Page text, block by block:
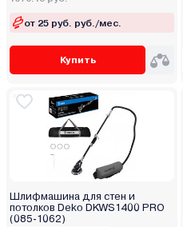
от 25 руб. руб./мес.
Купить
Шлифмашина для стен и
потолков Deko DKWS1400 PRO
(085-1062)